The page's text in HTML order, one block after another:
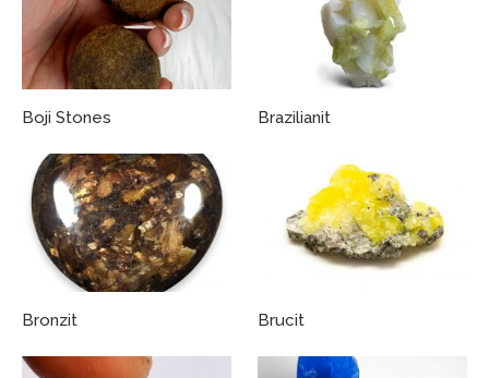
Boji Stones Brazilianit
Bronzit Brucit